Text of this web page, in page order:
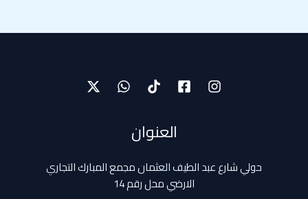
العنوان
حولي شارع عبد الطيف العثمان مجمع المبارك التجاري
الارضي محل رقم 14